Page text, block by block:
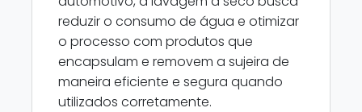
reduzir o consumo de água e otimizar
o processo com produtos que
encapsulam e removem a sujeira de
maneira eficiente e segura quando
utilizados corretamente.